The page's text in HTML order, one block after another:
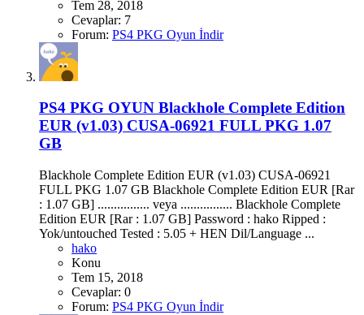
Tem 28, 2018
Cevaplar: 7
Forum: PS4 PKG Oyun İndir
PS4 PKG OYUN Blackhole Complete Edition
EUR (v1.03) CUSA-06921 FULL PKG 1.07
GB
Blackhole Complete Edition EUR (v1.03) CUSA-06921
FULL PKG 1.07 GB Blackhole Complete Edition EUR [Rar
: 1.07 GB] ................ veya ................ Blackhole Complete
Edition EUR [Rar : 1.07 GB] Password : hako Ripped :
Yok/untouched Tested : 5.05 + HEN Dil/Language ...
hako
Konu
Tem 15, 2018
Cevaplar: 0
Forum: PS4 PKG Oyun İndir